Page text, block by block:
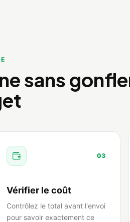
sans
03
Vérifier le coût
Contrôlez le total avant l'envoi
pour savoir exactement ce